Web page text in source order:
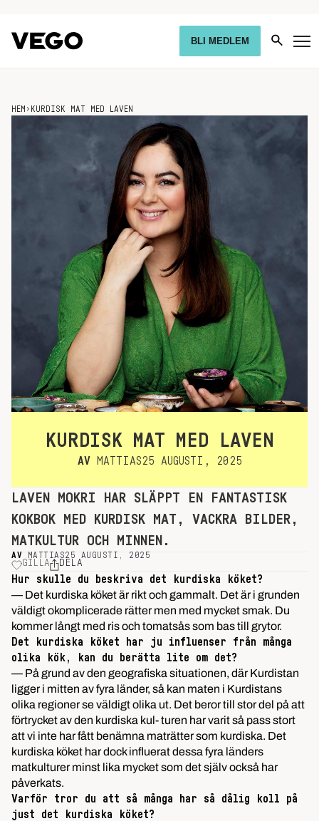
BLI MEDLEM
HEM › KURDISK MAT MED LAVEN
KURDISK MAT MED LAVEN
AV MATTIAS25 AUGUSTI, 2025
LAVEN MOKRI HAR SLÄPPT EN FANTASTISK
KOKBOK MED KURDISK MAT, VACKRA BILDER,
MATKULTUR OCH MINNEN.
AV MATTIAS25 AUGUSTI, 2025
GILLA DELA
Hur skulle du beskriva det kurdiska köket?
— Det kurdiska köket är rikt och gammalt. Det är i grunden
väldigt okomplicerade rätter men med mycket smak. Du
kommer långt med ris och tomatsås som bas till grytor.
Det kurdiska köket har ju influenser från många
olika kök, kan du berätta lite om det?
— På grund av den geografiska situationen, där Kurdistan
ligger i mitten av fyra länder, så kan maten i Kurdistans
olika regioner se väldigt olika ut. Det beror till stor del på att
förtrycket av den kurdiska kul- turen har varit så pass stort
att vi inte har fått benämna maträtter som kurdiska. Det
kurdiska köket har dock influerat dessa fyra länders
matkulturer minst lika mycket som det själv också har
påverkats.
Varför tror du att så många har så dålig koll på
just det kurdiska köket?